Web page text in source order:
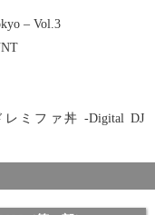
– Vol.3
レミファ丼 -Digital DJ